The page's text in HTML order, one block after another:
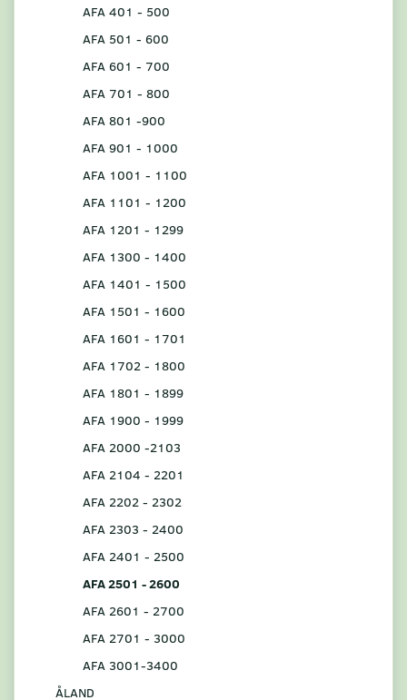
AFA 401 - 500
AFA 501 - 600
AFA 601 - 700
AFA 701 - 800
AFA 801 -900
AFA 901 - 1000
AFA 1001 - 1100
AFA 1101 - 1200
AFA 1201 - 1299
AFA 1300 - 1400
AFA 1401 - 1500
AFA 1501 - 1600
AFA 1601 - 1701
AFA 1702 - 1800
AFA 1801 - 1899
AFA 1900 - 1999
AFA 2000 -2103
AFA 2104 - 2201
AFA 2202 - 2302
AFA 2303 - 2400
AFA 2401 - 2500
AFA 2501 - 2600
AFA 2601 - 2700
AFA 2701 - 3000
AFA 3001-3400
ÅLAND